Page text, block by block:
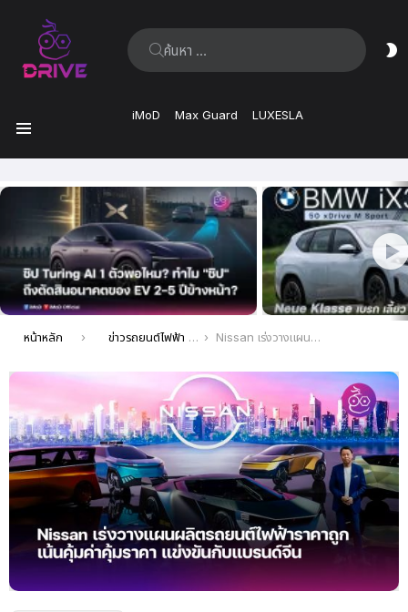
ค้นหา:
iMoD Max Guard LUXESLA
ล่าสุด
คุณอยู่ที่นี่:
หน้าหลัก ข่าวรถยนต์ไฟฟ้า EV ล่าสุด Nissan เร่งวางแผนผลิตรถยนต์ไฟฟ้าราคาถูก เน้นคุ้มค่าคุ้มราคา แข่งขันกับแบรนด์จีน